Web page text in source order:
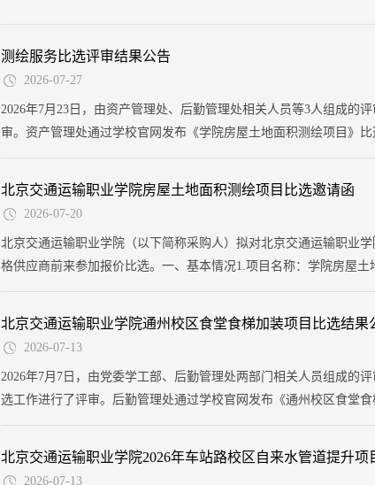
测绘服务比选评审结果公告
2026-07-27
2026年7月23日，由资产管理处、后勤管理处相关人员等3人组成的
审。资产管理处通过学校官网发布《学院房屋土地面积测绘项目》
北京交通运输职业学院房屋土地面积测绘项目比选邀请函
2026-07-20
北京交通运输职业学院（以下简称采购人）拟对北京交通运输职业
格供应商前来参加报价比选。一、基本情况1.项目名称：学院房屋
北京交通运输职业学院通州校区食堂食梯加装项目比选结果
2026-07-13
​2026年7月7日，由党委学工部、后勤管理处两部门相关人员组成的
选工作进行了评审。后勤管理处通过学校官网发布《通州校区食堂
北京交通运输职业学院2026年车站路校区自来水管道提升项
2026-07-13